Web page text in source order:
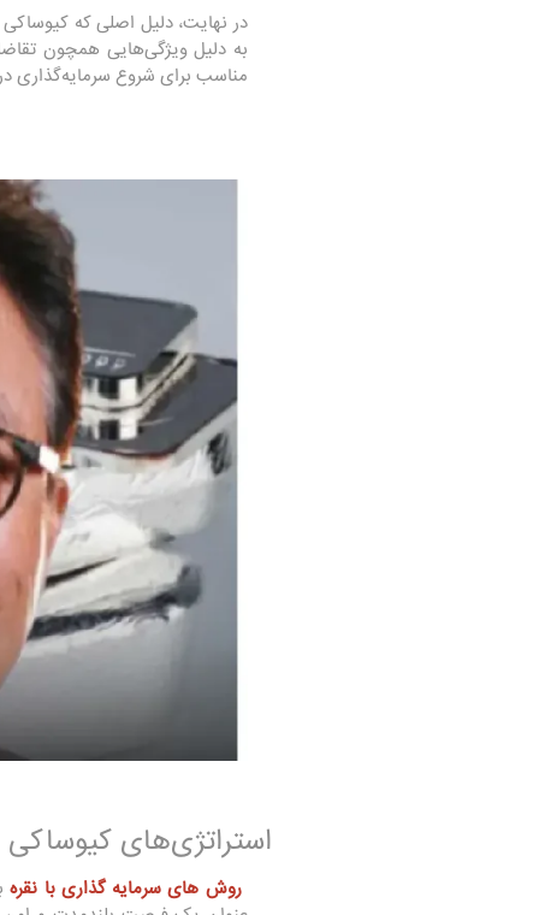
در نهایت، دلیل اصلی که
به دلیل ویژگی‌هایی همچون
مناسب برای شروع سرمایه‌گذاری
استراتژی‌های کیوساکی
روش های سرمایه گذاری با نقره